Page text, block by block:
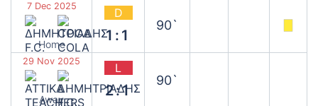
7 Dec 2025
Home
D
1:1
90`
29 Nov 2025
Away
L
2:1
90`